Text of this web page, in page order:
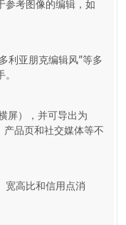
参考图像的编辑，如
利亚朋克编辑风”等多
屏），并可导出为
产品页和社交媒体等不
宽高比和信用点消